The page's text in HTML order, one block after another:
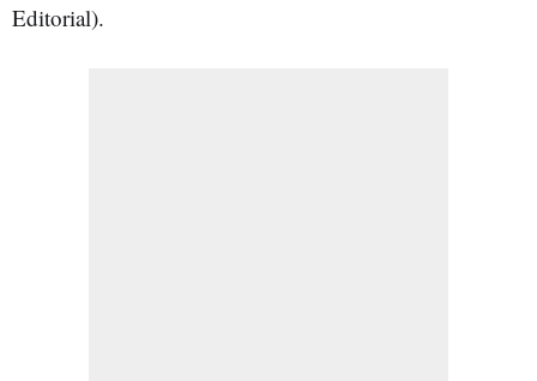
Editorial).